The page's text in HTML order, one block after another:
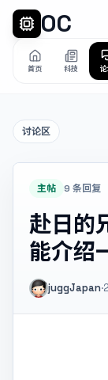
OC
首页 科技
讨论区
主帖 9 条回复
赴日的
能介绍
juggJapan·